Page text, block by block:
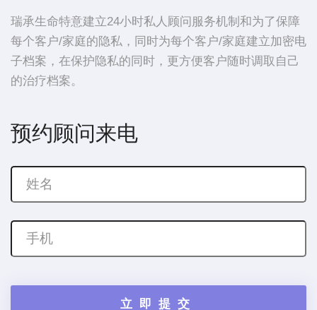
瑞承生命特意建立24小时私人顾问服务机制和为了保障
每个客户/家庭的隐私，同时为每个客户/家庭建立加密电
子档案，在保护隐私的同时，更方便客户随时调取自己
的治疗档案。
预约顾问来电